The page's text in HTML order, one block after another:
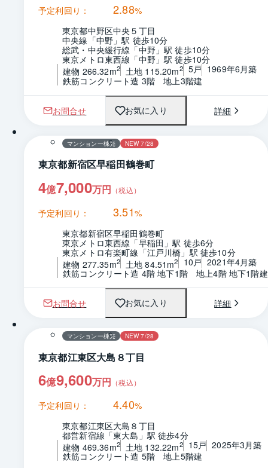
予定利回り： 2.88%
東京都中野区中央５丁目
中央線「中野」駅 徒歩10分
総武・中央緩行線「中野」駅 徒歩10分
東京メトロ東西線「中野」駅 徒歩10分
建物 266.32m2 土地 115.20m2 5戸 1969年6月築
鉄筋コンクリート造 3階　地上3階建
お問合せ お気に入り 詳細
マンション一棟売 NEW 7/28
東京都新宿区早稲田鶴巻町
4億7,000万円 （税込）
予定利回り： 3.51%
東京都新宿区早稲田鶴巻町
東京メトロ東西線「早稲田」駅 徒歩6分
東京メトロ有楽町線「江戸川橋」駅 徒歩10分
建物 277.35m2 土地 84.51m2 10戸 2021年4月築
鉄筋コンクリート造 4階 地下1階　地上4階 地下1階建
お問合せ お気に入り 詳細
マンション一棟売 NEW 7/28
東京都江東区大島８丁目
6億9,600万円 （税込）
予定利回り： 4.40%
東京都江東区大島８丁目
都営新宿線「東大島」駅 徒歩4分
建物 469.36m2 土地 132.22m2 15戸 2025年3月築
鉄筋コンクリート造 5階　地上5階建